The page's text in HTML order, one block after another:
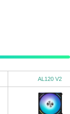
AL120 V2